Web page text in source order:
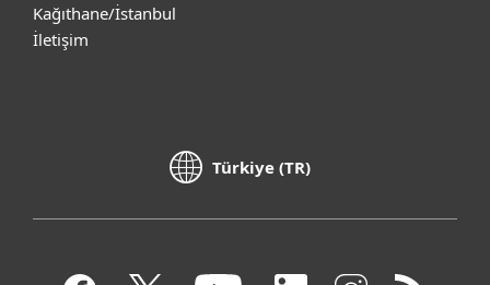
Kağıthane/İstanbul
İletişim
Türkiye (TR)